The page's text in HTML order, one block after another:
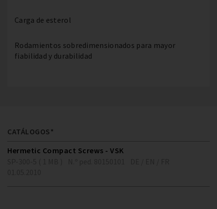
Carga de esterol
Rodamientos sobredimensionados para mayor
fiabilidad y durabilidad
CATÁLOGOS*
Hermetic Compact Screws - VSK